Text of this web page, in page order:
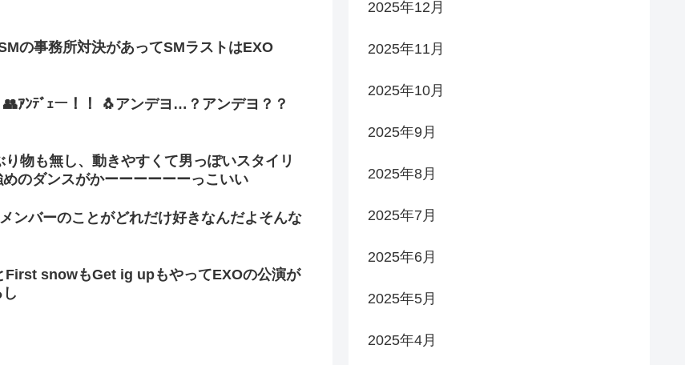
の事務所対決があってSMラストはEXO
ｱﾝﾃﾞｪー！！ 🐧アンデヨ…？アンデヨ？？
物も無し、動きやすくて男っぽいスタイリ
のダンスがかーーーーーーっこいい
ンバーのことがどれだけ好きなんだよそんな
First snowもGet ig upもやってEXOの公演が
2025年12月
2025年11月
2025年10月
2025年9月
2025年8月
2025年7月
2025年6月
2025年5月
2025年4月